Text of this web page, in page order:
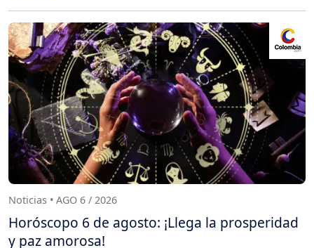
Noticias • AGO 6 / 2026
Horóscopo 6 de agosto: ¡Llega la prosperidad
y paz amorosa!